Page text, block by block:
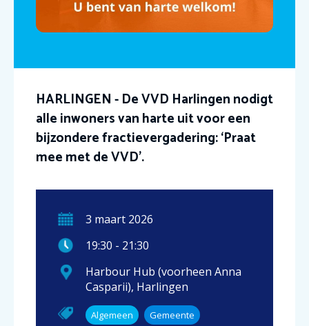
HARLINGEN - De VVD Harlingen nodigt
alle inwoners van harte uit voor een
bijzondere fractievergadering: ‘Praat
mee met de VVD’.
3 maart 2026
19:30 - 21:30
Harbour Hub (voorheen Anna
Casparii), Harlingen
Algemeen
Gemeente